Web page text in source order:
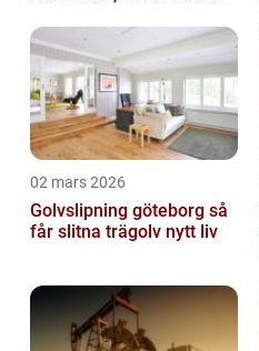
02 mars 2026
Golvslipning göteborg så
får slitna trägolv nytt liv